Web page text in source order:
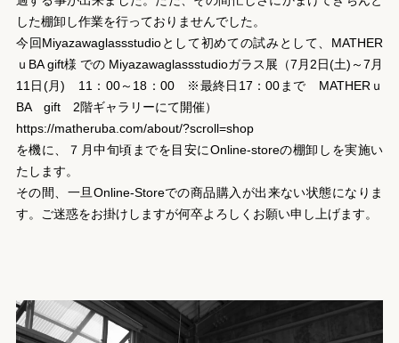
した棚卸し作業を行っておりませんでした。
今回Miyazawaglassstudioとして初めての試みとして、MATHER
ｕBA gift様 での Miyazawaglassstudioガラス展（7月2日(土)～7月
11日(月) 11：00～18：00 ※最終日17：00まで MATHERｕ
BA gift 2階ギャラリーにて開催）
https://matheruba.com/about/?scroll=shop
を機に、７月中旬頃までを目安にOnline-storeの棚卸しを実施い
たします。
その間、一旦Online-Storeでの商品購入が出来ない状態になりま
す。ご迷惑をお掛けしますが何卒よろしくお願い申し上げます。